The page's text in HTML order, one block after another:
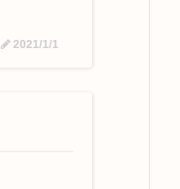
2021/1/1